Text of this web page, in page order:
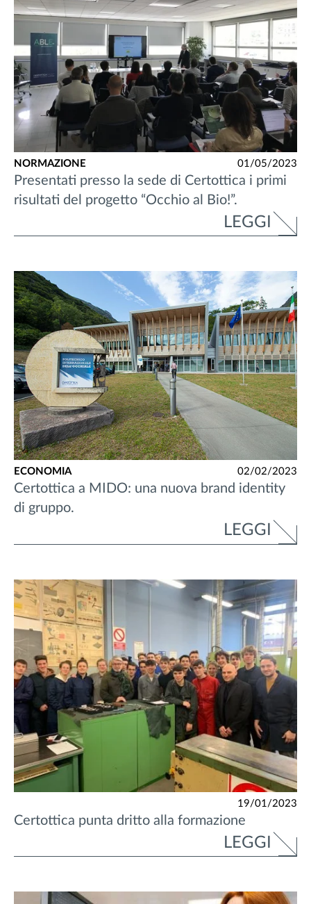
NORMAZIONE 01/05/2023
Presentati presso la sede di Certottica i primi
risultati del progetto “Occhio al Bio!”.
LEGGI
ECONOMIA 02/02/2023
Certottica a MIDO: una nuova brand identity
di gruppo.
LEGGI
19/01/2023
Certottica punta dritto alla formazione
LEGGI